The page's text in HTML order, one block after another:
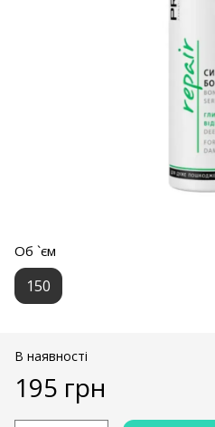
Об `єм
150
В наявності
195 грн